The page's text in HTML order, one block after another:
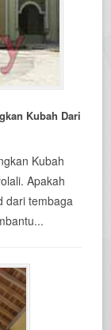
Kubah Dari
Kubah
Apakah
dari tembaga